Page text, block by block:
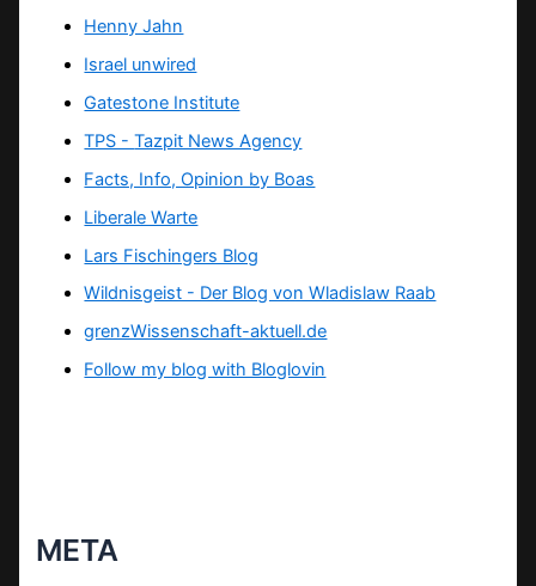
Henny Jahn
Israel unwired
Gatestone Institute
TPS -Tazpit News Agency
Facts, Info, Opinion by Boas
Liberale Warte
Lars Fischingers Blog
Wildnisgeist - Der Blog von Wladislaw Raab
grenzWissenschaft-aktuell.de
Follow my blog with Bloglovin
META